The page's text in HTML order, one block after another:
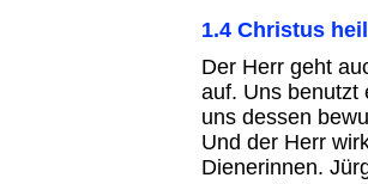
1.4 Christus
Der Herr geht
auf. Uns benutzt
uns dessen
Und der Herr
Dienerinnen.